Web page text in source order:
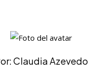
Claudia Azevedo